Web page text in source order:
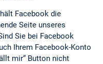
Facebook die
Seite unseres
Sie bei Facebook
Ihrem Facebook-Konto
mir“ Button nicht